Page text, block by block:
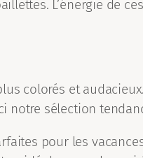
L’énergie de
colorés et
notre sélection
pour les